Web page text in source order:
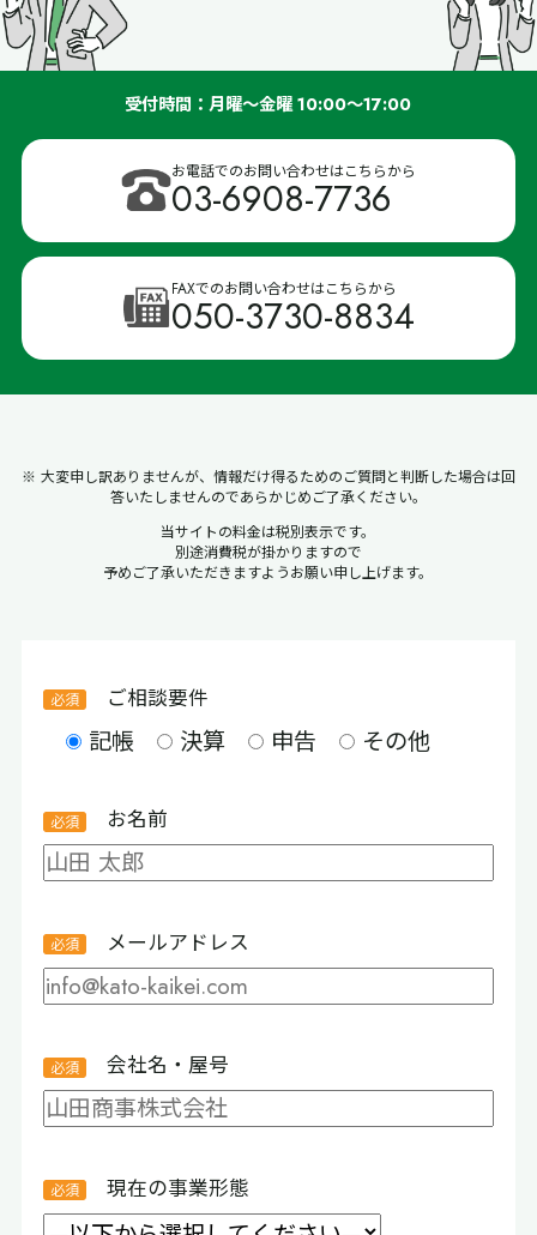
受付時間：月曜～金曜 10:00～17:00
お電話でのお問い合わせはこちらから
03-6908-7736
FAXでのお問い合わせはこちらから
050-3730-8834
※ 大変申し訳ありませんが、情報だけ得るためのご質問と判断した場合は回
答いたしませんのであらかじめご了承ください。
当サイトの料金は税別表示です。
別途消費税が掛かりますので
予めご了承いただきますようお願い申し上げます。
ご相談要件
記帳 決算 申告 その他
お名前
メールアドレス
会社名・屋号
現在の事業形態